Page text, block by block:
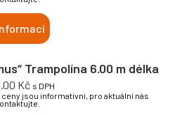
Trampolína 6.00 m délka
Kč s DPH
ceny jsou informativní, pro aktuální nás